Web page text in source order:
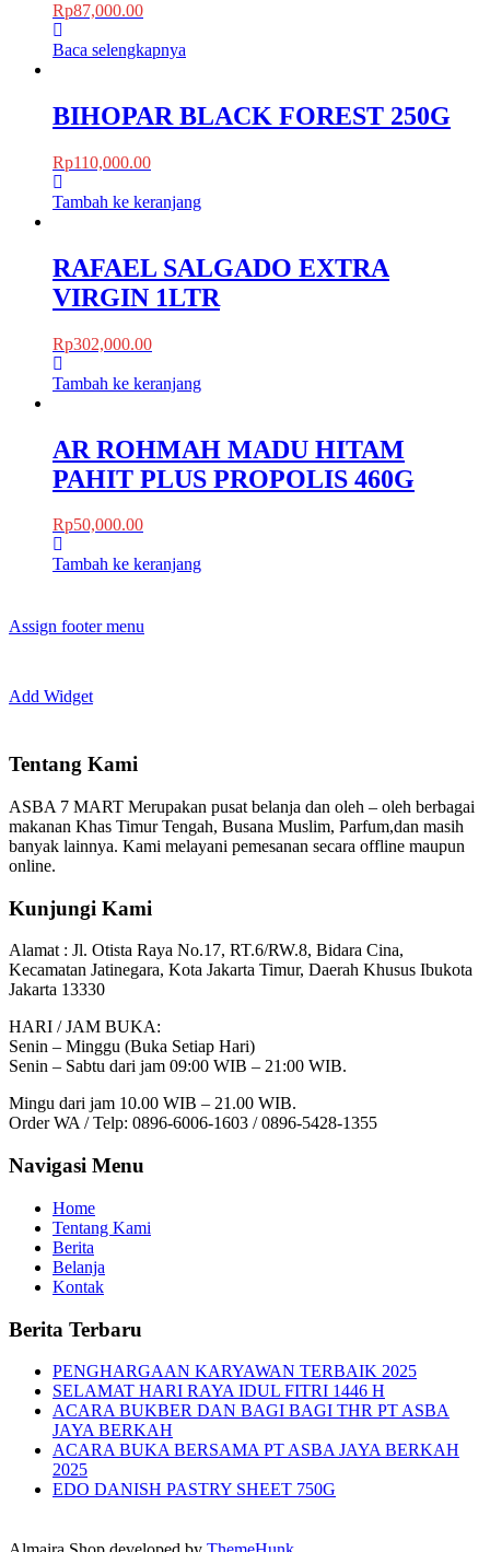
Rp87,000.00
Baca selengkapnya
BIHOPAR BLACK FOREST 250G
Rp110,000.00
Tambah ke keranjang
RAFAEL SALGADO EXTRA
VIRGIN 1LTR
Rp302,000.00
Tambah ke keranjang
AR ROHMAH MADU HITAM
PAHIT PLUS PROPOLIS 460G
Rp50,000.00
Tambah ke keranjang
Assign footer menu
Add Widget
Tentang Kami
ASBA 7 MART Merupakan pusat belanja dan oleh – oleh berbagai
makanan Khas Timur Tengah, Busana Muslim, Parfum,dan masih
banyak lainnya. Kami melayani pemesanan secara offline maupun
online.
Kunjungi Kami
Alamat : Jl. Otista Raya No.17, RT.6/RW.8, Bidara Cina,
Kecamatan Jatinegara, Kota Jakarta Timur, Daerah Khusus Ibukota
Jakarta 13330
HARI / JAM BUKA:
Senin – Minggu (Buka Setiap Hari)
Senin – Sabtu dari jam 09:00 WIB – 21:00 WIB.
Mingu dari jam 10.00 WIB – 21.00 WIB.
Order WA / Telp: 0896-6006-1603 / 0896-5428-1355
Navigasi Menu
Home
Tentang Kami
Berita
Belanja
Kontak
Berita Terbaru
PENGHARGAAN KARYAWAN TERBAIK 2025
SELAMAT HARI RAYA IDUL FITRI 1446 H
ACARA BUKBER DAN BAGI BAGI THR PT ASBA
JAYA BERKAH
ACARA BUKA BERSAMA PT ASBA JAYA BERKAH
2025
EDO DANISH PASTRY SHEET 750G